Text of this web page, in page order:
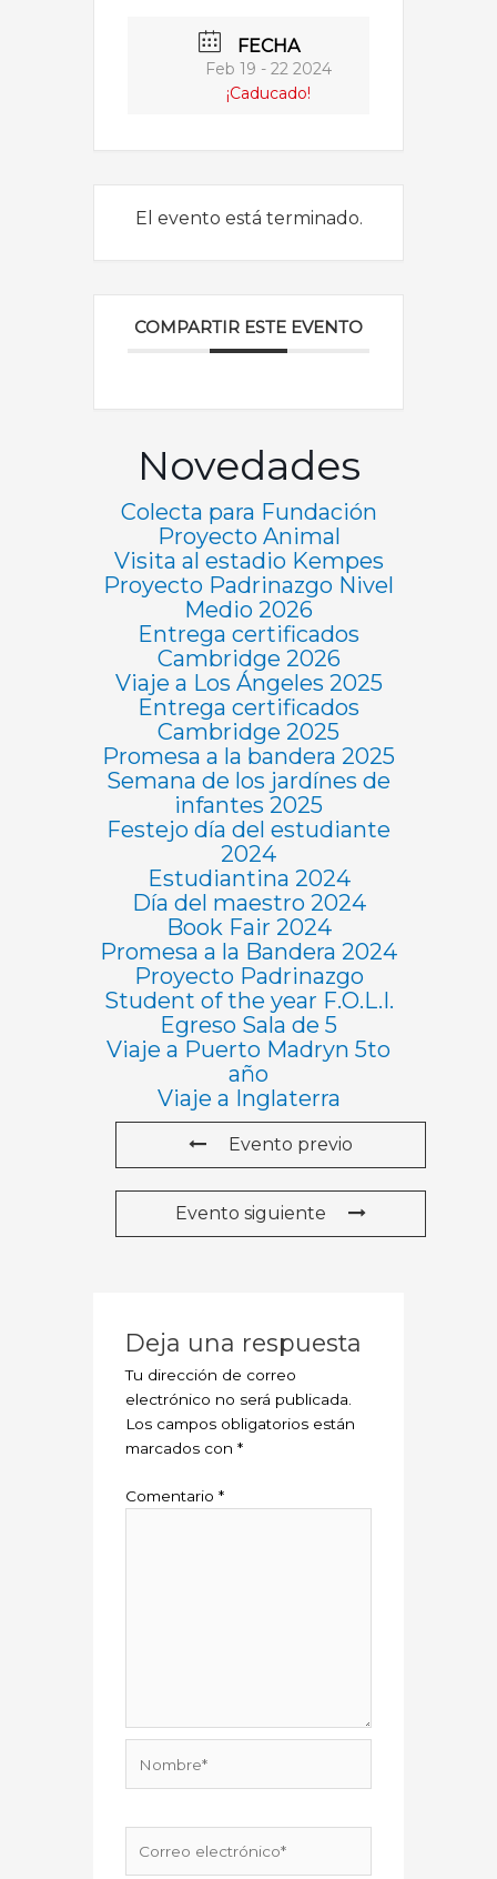
FECHA
Feb 19 - 22 2024
¡Caducado!
El evento está terminado.
COMPARTIR ESTE EVENTO
Novedades
Colecta para Fundación
Proyecto Animal
Visita al estadio Kempes
Proyecto Padrinazgo Nivel
Medio 2026
Entrega certificados
Cambridge 2026
Viaje a Los Ángeles 2025
Entrega certificados
Cambridge 2025
Promesa a la bandera 2025
Semana de los jardínes de
infantes 2025
Festejo día del estudiante
2024
Estudiantina 2024
Día del maestro 2024
Book Fair 2024
Promesa a la Bandera 2024
Proyecto Padrinazgo
Student of the year F.O.L.I.
Egreso Sala de 5
Viaje a Puerto Madryn 5to
año
Viaje a Inglaterra
Evento previo
Evento siguiente
Deja una respuesta
Tu dirección de correo
electrónico no será publicada.
Los campos obligatorios están
marcados con*
Comentario*
electrónico*